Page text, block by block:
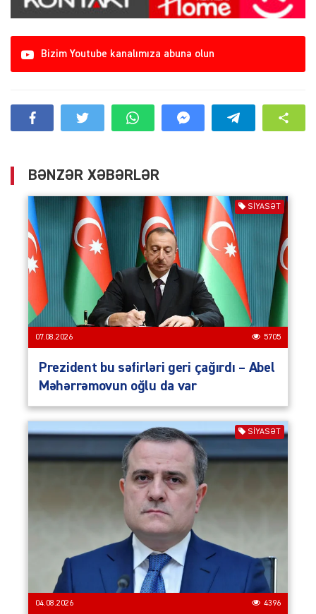
Bizim Youtube kanalımıza abunə olun
BƏNZƏR XƏBƏRLƏR
SIYASƏT
07.08.2026 5705
Prezident bu səfirləri geri çağırdı – Abel
Məhərrəmovun oğlu da var
SIYASƏT
04.08.2026 4396